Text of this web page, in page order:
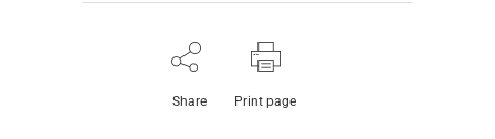
Share Print page